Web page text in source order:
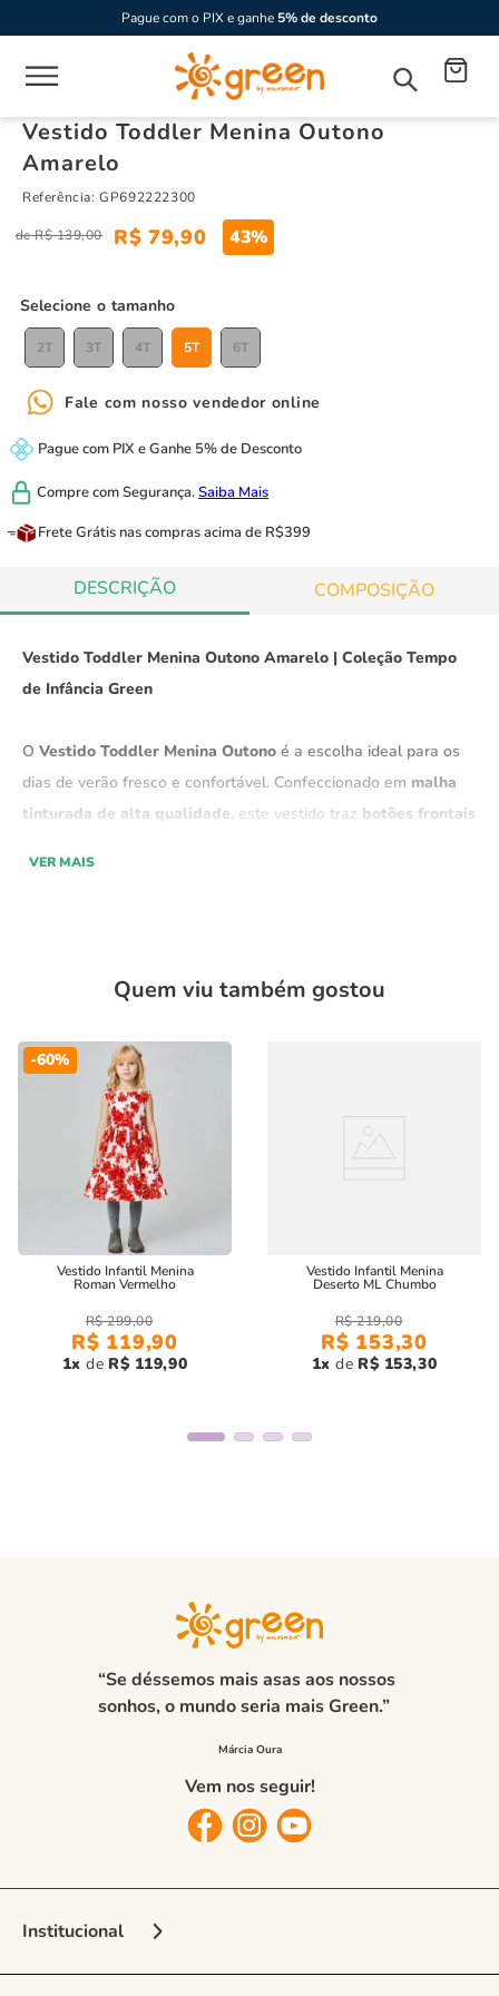
Pague com o PIX e ganhe 5% de desconto
Vestido Toddler Menina Outono
Amarelo
Referência:GP692222300
R$ 139,00 R$ 79,90 43%
tamanho
2T 3T 4T 5T 6T
Fale com nosso vendedor online
Pague com PIX eGanhe 5% de Desconto
Compre comSegurança.Saiba Mais
Frete Grátis nas compras acima de R$399
DESCRIÇÃO COMPOSIÇÃO
Vestido Toddler Menina Outono Amarelo | Coleção Tempo
de Infância Green
O Vestido Toddler Menina Outono é a escolha ideal para os
dias de verão fresco e confortável. Confeccionado em malha
tinturada de alta qualidade, este vestido traz botões frontais
tornando-a ainda mais encantadora.
Exclusivo da coleção "Tempo de Infância" Green
vestido é perfeito para quem busca uma peça versátil, com
qualidade e estilo.
Características:
Material:Malha tinturada de alta qualidade
Design:Botões frontais, caimento fluido e leve
Vestido Toddler Menina Outono
, sua filha estará
pronta para arrasar com estilo e conforto nos dias mais frescos
VER MAIS
Quem viu também gostou
-60%
Vestido Infantil Menina
Roman Vermelho
R$ 299,00
R$ 119,90
1 R$ 119,90
Vestido Infantil Menina
Deserto ML Chumbo
R$ 219,00
R$ 153,30
1 R$ 153,30
“Se déssemos mais asas aos nossos
sonhos, o mundo seria mais Green.”
Vem nos seguir!
Institucional
Sobre a Marca